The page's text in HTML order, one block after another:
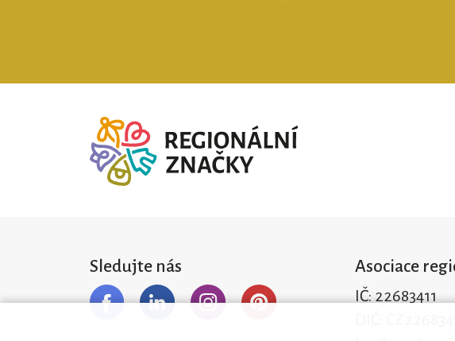
Sledujte nás Asociace
IČ: 22683411